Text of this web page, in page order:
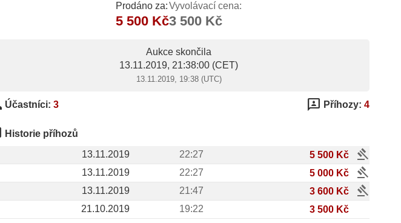
Prodáno za:
5 500 Kč
Vyvolávací cena:
3 500 Kč
Aukce skončila
13.11.2019, 21:38:00 (CET)
13.11.2019, 19:38 (UTC)
Účastníci: 3 3p Příhozy: 4
Historie příhozů
13.11.2019
22:27 5 500 Kč gavel
13.11.2019 22:27 5 000 Kč gavel
13.11.2019 21:47 3 600 Kč gavel
21.10.2019 19:22 3 500 Kč